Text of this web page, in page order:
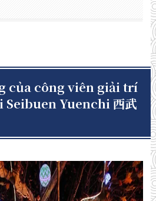
của công viên giải trí
Seibuen Yuenchi 西武